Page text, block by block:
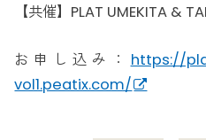
【共催】PLAT UMEKITA &
お申し込み： https://
vol1.peatix.com/